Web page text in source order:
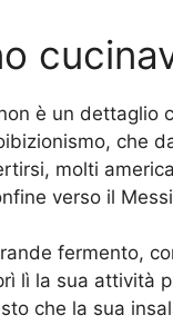
è un dettaglio
che
molti
verso il
fermento,
lì la sua attività
che la sua